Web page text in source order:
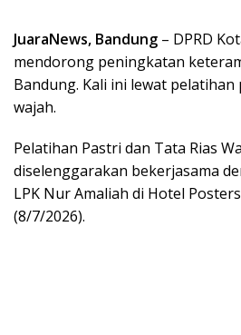
JuaraNews, Bandung – DPRD
mendorong peningkatan
Bandung. Kali ini lewat
wajah.
Pelatihan Pastri dan Tata Rias
diselenggarakan bekerjasama
LPK Nur Amaliah di Hotel
(8/7/2026).